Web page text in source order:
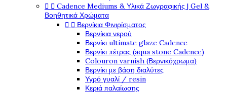
  Cadence Mediums & Υλικά Ζωγραφικής | Gel &
Βοηθητικά Χρώματα
  Βερνίκια Φινιρίσματος
Βερνίκια νερού
Βερνίκι ultimate glaze Cadence
Βερνίκι πέτρας (aqua stone Cadence)
Colouron varnish (Βερνικόχρωμα)
Βερνίκι με βάση διαλύτες
Υγρό γυαλί / resin
Κεριά παλαίωσης